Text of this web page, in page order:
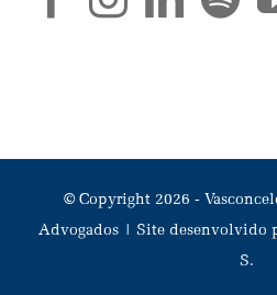
© Copyright 2026 -
Advogados | Site desenvolvido
S.